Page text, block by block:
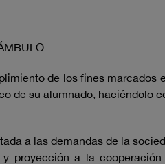
de los fines
de su alumnado, haciéndolo
a las demandas de la
proyección a la